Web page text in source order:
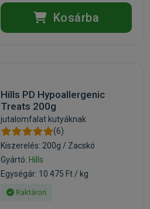
Kosárba
Hills PD Hypoallergenic
Treats 200g
jutalomfalat kutyáknak
(6)
Kiszerelés: 200g / Zacskó
Gyártó: Hills
Egységár: 10 475 Ft / kg
Raktáron